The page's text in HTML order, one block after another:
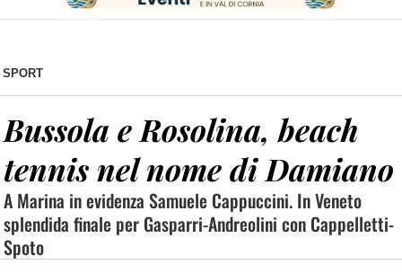
SPORT
Bussola e Rosolina, beach
tennis nel nome di Damiano
A Marina in evidenza Samuele Cappuccini. In Veneto
splendida finale per Gasparri-Andreolini con Cappelletti-
Spoto